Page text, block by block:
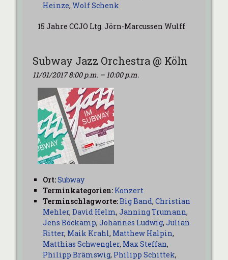
Heinze, Wolf Schenk
15 Jahre CCJO Ltg. Jörn-Marcussen Wulff
Subway Jazz Orchestra @ Köln
11/01/2017 8:00 p.m. – 10:00 p.m.
Ort:Subway
Terminkategorien: Konzert
Terminschlagworte:Big Band, Christian
Mehler, David Helm, Janning Trumann,
Jens Böckamp, Johannes Ludwig, Julian
Ritter, Maik Krahl, Matthew Halpin,
Matthias Schwengler, Max Steffan,
Philipp Brämswig, Philipp Schittek,